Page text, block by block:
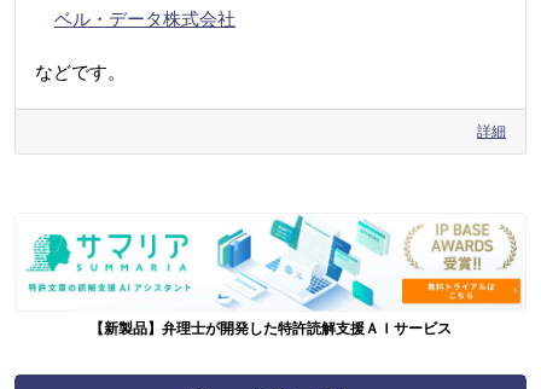
ベル・データ株式会社
などです。
詳細
【新製品】弁理士が開発した特許読解支援ＡＩサービス